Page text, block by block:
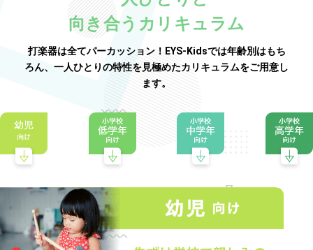
向き合うカリキュラム
打楽器は全てパーカッション！EYS-Kidsでは年齢別はもち
ろん、一人ひとりの特性を見極めたカリキュラムをご用意し
ます。